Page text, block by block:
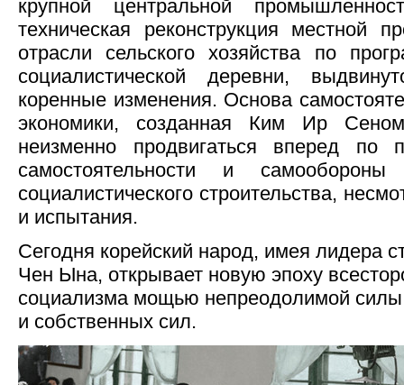
крупной центральной
техническая реконструкция местной
отрасли сельского хозяйства по
социалистической деревни,
коренные изменения. Основа
экономики, созданная Ким Ир
неизменно продвигаться вперед по
самостоятельности и
социалистического строительства,
и испытания.
Сегодня корейский народ, имея лидера
Чен Ына, открывает новую эпоху
социализма мощью непреодолимой силы
и собственных сил.